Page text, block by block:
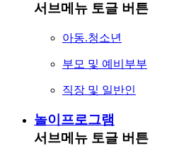
서브메뉴 토글 버튼
아동.청소년
부모 및 예비부부
직장 및 일반인
놀이프로그램
서브메뉴 토글 버튼